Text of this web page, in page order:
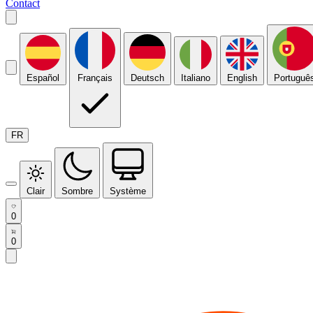
Contact
Español Français Deutsch Italiano English
FR
Clair Sombre Système
0
0